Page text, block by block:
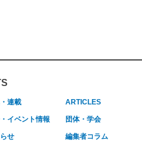
連載 ARTICLES
イベント情報 団体・学会
せ 編集者コラム